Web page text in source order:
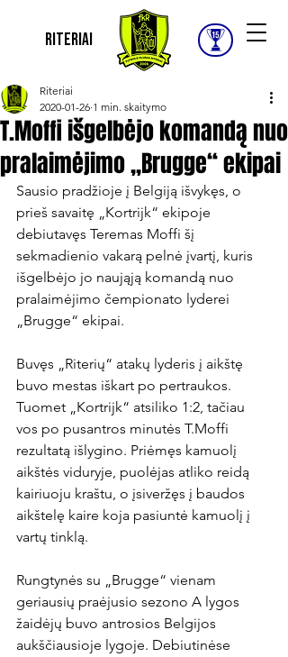
Riteriai
T.Moffi išgelbėjo komandą nuo
pralaimėjimo „Brugge“ ekipai
Riteriai
2020-01-26 1 min. skaitymo
Sausio pradžioje į Belgiją išvykęs, o
prieš savaitę „Kortrijk“ ekipoje
debiutavęs Teremas Moffi šį
sekmadienio vakarą pelnė įvartį, kuris
išgelbėjo jo naująją komandą nuo
pralaimėjimo čempionato lyderei
„Brugge“ ekipai.
Buvęs „Riterių“ atakų lyderis į aikštę
buvo mestas iškart po pertraukos.
Tuomet „Kortrijk“ atsiliko 1:2, tačiau
vos po pusantros minutės T.Moffi
rezultatą išlygino. Priėmęs kamuolį
aikštės viduryje, puolėjas atliko reidą
kairiuoju kraštu, o įsiveržęs į baudos
aikštelę kaire koja pasiuntė kamuolį į
vartų tinklą.
Rungtynės su „Brugge“ vienam
geriausių praėjusio sezono A lygos
žaidėjų buvo antrosios Belgijos
aukščiausioje lygoje. Debiutinėse